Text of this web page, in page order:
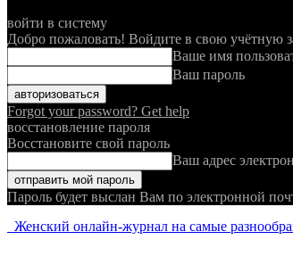
войти в систему
Добро пожаловать! Войдите в свою учётную
Ваше имя
Ваш пароль
Forgot your password? Get help
восстановление пароля
Восстановите свой пароль
Ваш адрес
Пароль будет выслан Вам по электронной
Женский онлайн-журнал на самые